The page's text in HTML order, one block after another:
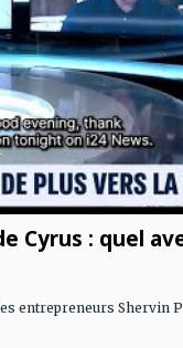
Cyrus : quel
entrepreneurs Shervin